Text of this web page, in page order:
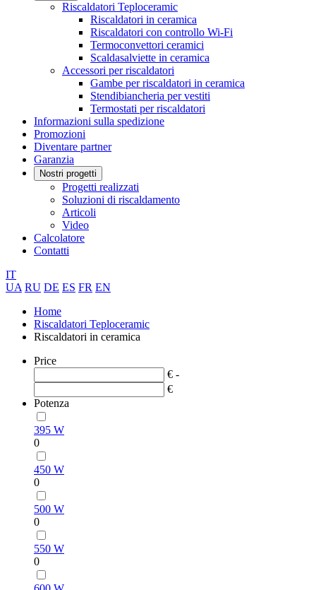
Riscaldatori Teploceramic
Riscaldatori in ceramica
Riscaldatori con controllo Wi-Fi
Termoconvettori ceramici
Scaldasalviette in ceramica
Accessori per riscaldatori
Gambe per riscaldatori in ceramica
Stendibiancheria per vestiti
Termostati per riscaldatori
Informazioni sulla spedizione
Promozioni
Diventare partner
Garanzia
Nostri progetti
Progetti realizzati
Soluzioni di riscaldamento
Articoli
Video
Calcolatore
Contatti
IT
UA RU DE ES FR EN
Home
Riscaldatori Teploceramic
Riscaldatori in ceramica
Price
€ -
€
Potenza
395 W
0
450 W
0
500 W
0
550 W
0